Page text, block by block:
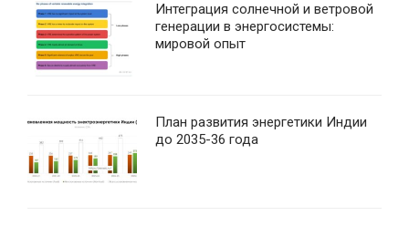
Интеграция солнечной и ветровой
генерации в энергосистемы:
мировой опыт
План развития энергетики Индии
до 2035-36 года